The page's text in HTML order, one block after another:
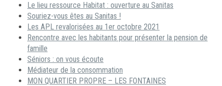
Le lieu ressource Habitat : ouverture au Sanitas
Souriez-vous êtes au Sanitas !
Les APL revalorisées au 1er octobre 2021
Rencontre avec les habitants pour présenter la pension de
famille
Séniors : on vous écoute
Médiateur de la consommation
MON QUARTIER PROPRE – LES FONTAINES